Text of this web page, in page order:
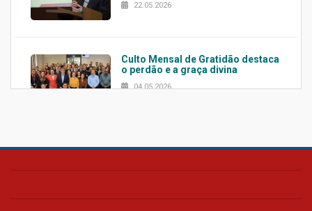
22.05.2026
Culto Mensal de Gratidão destaca
o perdão e a graça divina
04.05.2026
Confira como foi o culto mensal